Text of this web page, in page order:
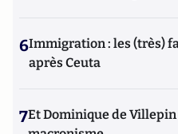
6Immigration : les (très)
après Ceuta
7Et Dominique de